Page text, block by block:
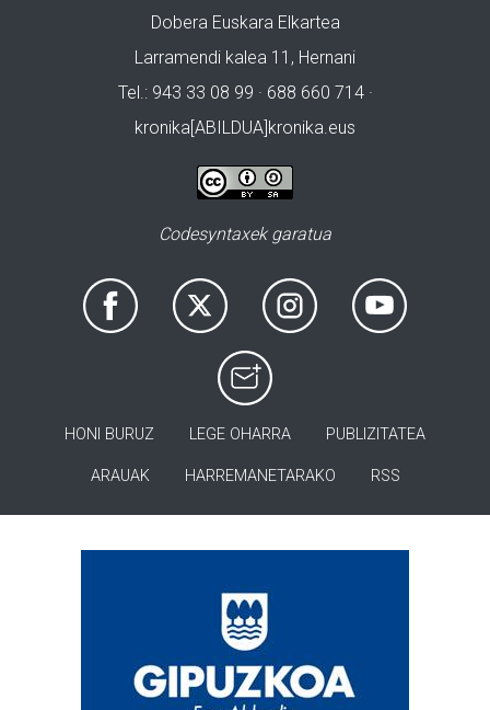
Dobera Euskara Elkartea
Larramendi kalea 11, Hernani
Tel.: 943 33 08 99 · 688 660 714 ·
kronika[ABILDUA]kronika.eus
Codesyntaxek garatua
HONI BURUZ LEGE OHARRA PUBLIZITATEA
ARAUAK HARREMANETARAKO RSS